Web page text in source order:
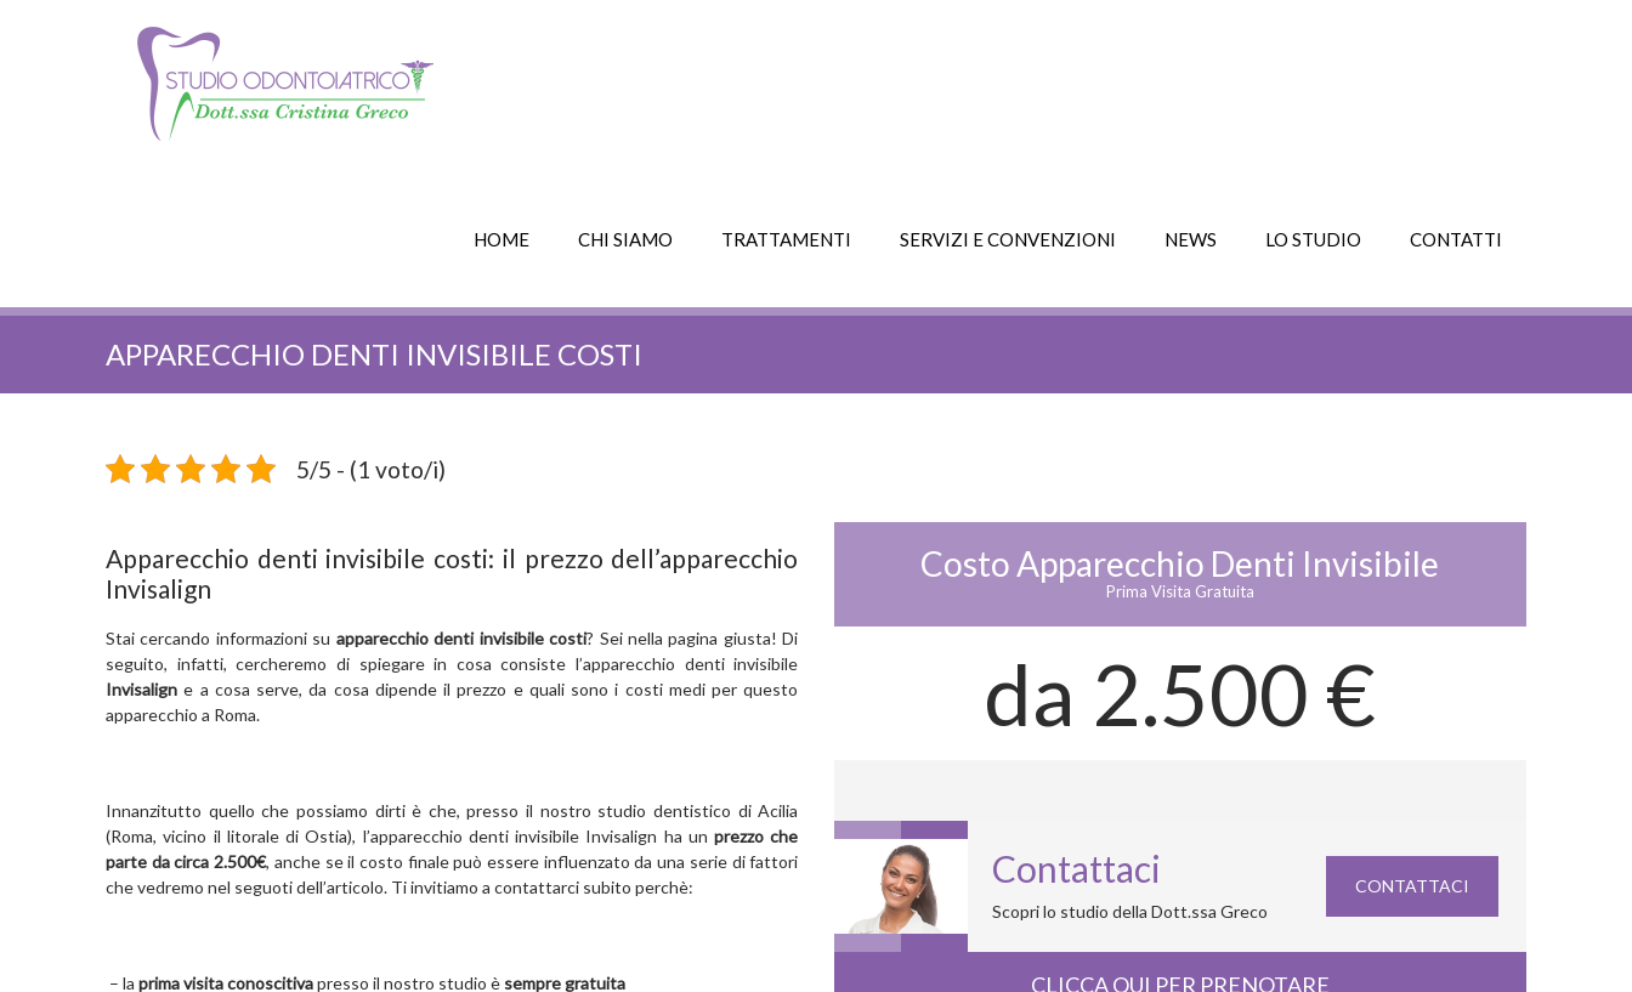
HOME CHI SIAMO TRATTAMENTI SERVIZI E CONVENZIONI NEWS LO STUDIO CONTATTI
APPARECCHIO DENTI INVISIBILE COSTI
5/5 - (1 voto/i)
Apparecchio denti invisibile costi: il prezzo dell’apparecchio
Invisalign
Stai cercando informazioni su apparecchio denti invisibile costi? Sei nella pagina giusta! Di
seguito, infatti, cercheremo di spiegare in cosa consiste l’apparecchio denti invisibile
Invisalign e a cosa serve, da cosa dipende il prezzo e quali sono i costi medi per questo
apparecchio a Roma.
Innanzitutto quello che possiamo dirti è che, presso il nostro studio dentistico di Acilia
(Roma, vicino il litorale di Ostia), l’apparecchio denti invisibile Invisalign ha unprezzo che
parte da circa 2.500€, anche se il costo finale può essere influenzato da una serie di fattori
che vedremo nel seguoti dell’articolo. Ti invitiamo a contattarci subito perchè:
– la prima visita conoscitivapresso il nostro studio è sempre gratuita
Costo Apparecchio Denti Invisibile
Prima Visita Gratuita
da 2.500 €
CLICCA QUI PER PRENOTARE
Contattaci
Scopri lo studio della Dott.ssa Greco
CONTATTACI